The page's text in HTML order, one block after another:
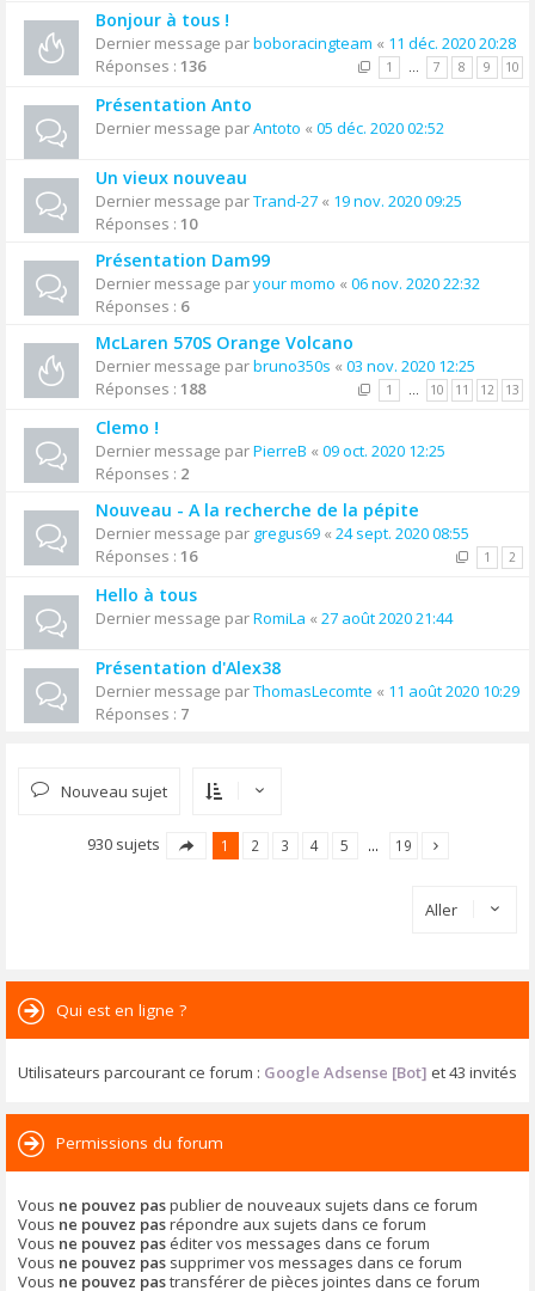
Bonjour à tous !
Dernier message parboboracingteam « 11 déc. 2020 20:28
Réponses : 136 1 … 7 8 9 10
Présentation Anto
Dernier message parAntoto « 05 déc. 2020 02:52
Un vieux nouveau
Dernier message parTrand-27 « 19 nov. 2020 09:25
Réponses : 10
Présentation Dam99
Dernier message paryour momo « 06 nov. 2020 22:32
Réponses : 6
McLaren 570S Orange Volcano
Dernier message parbruno350s « 03 nov. 2020 12:25
Réponses : 188 1 … 10 11 12 13
Clemo !
Dernier message parPierreB « 09 oct. 2020 12:25
Réponses : 2
Nouveau - A la recherche de la pépite
Dernier message par gregus69 « 24 sept. 2020 08:55
Réponses : 16 1 2
Hello à tous
Dernier message parRomiLa « 27 août 2020 21:44
Présentation d'Alex38
Dernier message parThomasLecomte « 11 août 2020 10:29
Réponses : 7
Nouveau sujet
930 sujets 1 2 3 4 5 … 19
Aller
Qui est en ligne ?
Utilisateurs parcourant ce forum : Google Adsense [Bot] et 43 invités
Permissions du forum
Vous ne pouvez paspublier de nouveaux sujets dans ce forum
Vous ne pouvez pasrépondre aux sujets dans ce forum
Vous ne pouvez pas éditer vos messages dans ce forum
Vous ne pouvez pas supprimer vos messages dans ce forum
Vous ne pouvez pastransférer de pièces jointes dans ce forum